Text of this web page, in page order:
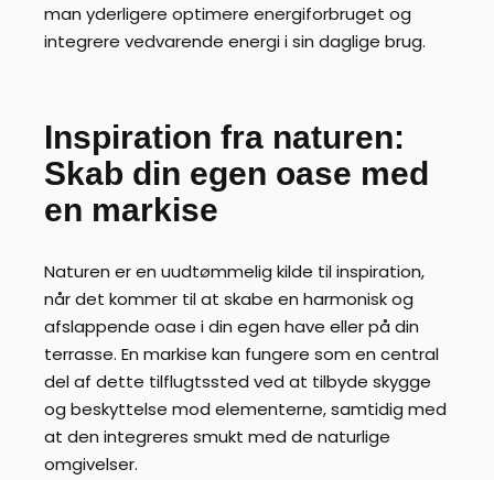
man yderligere optimere energiforbruget og
integrere vedvarende energi i sin daglige brug.
Inspiration fra naturen:
Skab din egen oase med
en markise
Naturen er en uudtømmelig kilde til inspiration,
når det kommer til at skabe en harmonisk og
afslappende oase i din egen have eller på din
terrasse. En markise kan fungere som en central
del af dette tilflugtssted ved at tilbyde skygge
og beskyttelse mod elementerne, samtidig med
at den integreres smukt med de naturlige
omgivelser.